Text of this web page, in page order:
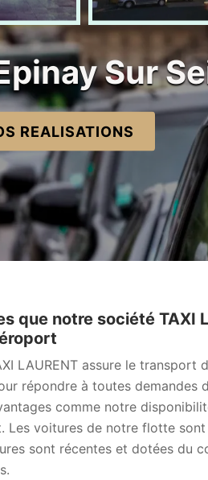
Sur
REALISATIONS
que notre société TAXI
LAURENT assure le
répondre à toutes
comme notre
Les voitures de notre flotte
sont récentes et dotées du